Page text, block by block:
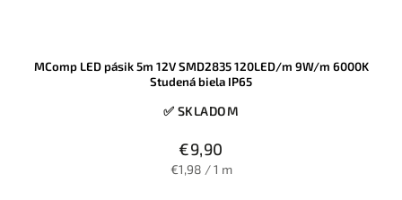
MComp LED pásik 5m 12V SMD2835 120LED/m 9W/m 6000K
Studená biela IP65
✅ SKLADOM
€9,90
€1,98 / 1 m